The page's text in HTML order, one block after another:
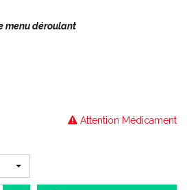
menu déroulant
Attention Médicament